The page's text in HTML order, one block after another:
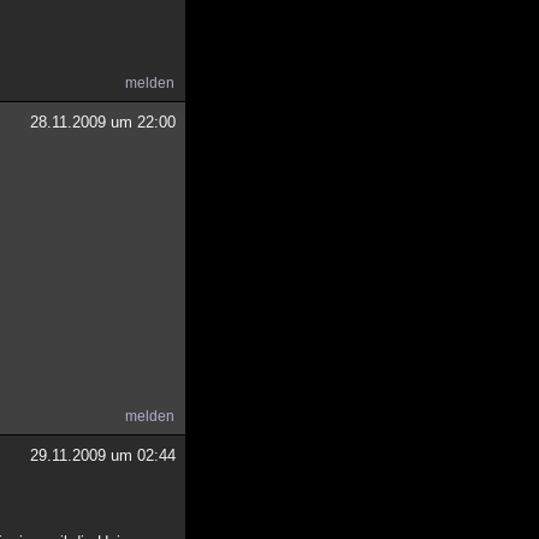
melden
28.11.2009 um 22:00
melden
29.11.2009 um 02:44